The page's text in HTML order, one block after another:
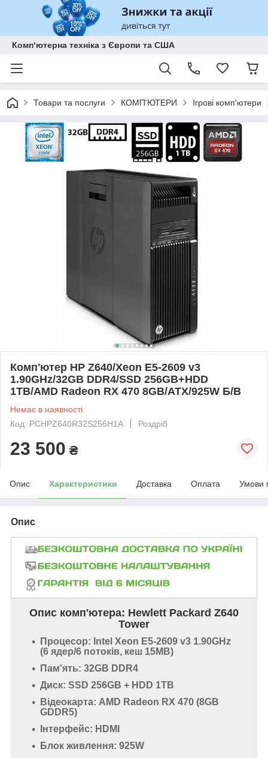
Комп‘ютерна техніка з Європи та США
Товари та послуги КОМП'ЮТЕРИ Ігрові комп'ютери
Комп'ютер HP Z640/Xeon E5-2609 v3
1.90GHz/32GB DDR4/SSD 256GB+HDD
1TB/AMD Radeon RX 470 8GB/ATX/925W Б/В
Немає в наявності
Код: PCHPZ640R32S256H1A
Роздріб
23 500 ₴
Опис Характеристики Доставка Оплата Умови
Опис
Опис комп'ютера: Hewlett Packard Z640
Tower
Процесор: Intel Xeon E5-2609 v3 1.90GHz
(6 ядер/6 потоків, кеш 15MB)
Пам'ять: 32GB DDR4
Диск: SSD 256GB + HDD 1TB
Відеокарта: AMD Radeon RX 470 (8GB
GDDR5)
Інтерфейс: HDMI
Блок живлення: 925W